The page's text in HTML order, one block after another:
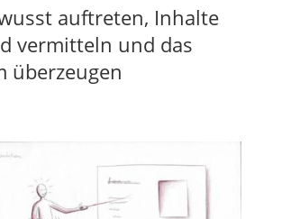
auftreten, Inhalte
vermitteln und das
überzeugen